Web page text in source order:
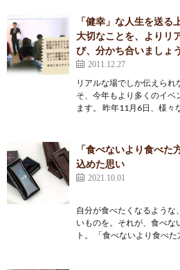
「健幸」な人生を送
大切なことを、よりリ
び、分かち合いましょう
2011.12.27
リアルな場でしか伝えられ
そ、今年もより多くのイベ
ます。 昨年11月6日、様々
「食べないより食べた
込めた思い
2021.10.01
自分が食べたくなるよう
いものを。それが、食べな
ト。 「食べないより食べ